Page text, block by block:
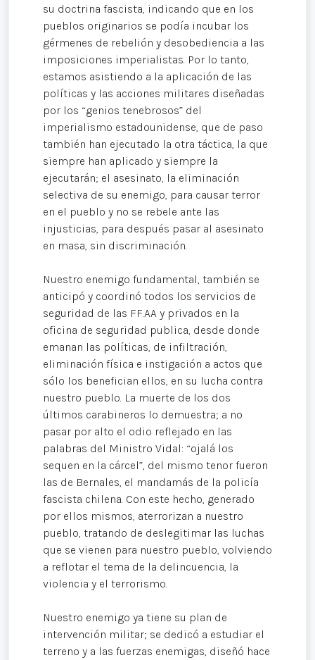
su doctrina fascista, indicando que en los
pueblos originarios se podía incubar los
gérmenes de rebelión y desobediencia a las
imposiciones imperialistas. Por lo tanto,
estamos asistiendo a la aplicación de las
políticas y las acciones militares diseñadas
por los “genios tenebrosos” del
imperialismo estadounidense, que de paso
también han ejecutado la otra táctica, la que
siempre han aplicado y siempre la
ejecutarán; el asesinato, la eliminación
selectiva de su enemigo, para causar terror
en el pueblo y no se rebele ante las
injusticias, para después pasar al asesinato
en masa, sin discriminación.
Nuestro enemigo fundamental, también se
anticipó y coordinó todos los servicios de
seguridad de las FF.AA y privados en la
oficina de seguridad publica, desde donde
emanan las políticas, de infiltración,
eliminación física e instigación a actos que
sólo los benefician ellos, en su lucha contra
nuestro pueblo. La muerte de los dos
últimos carabineros lo demuestra; a no
pasar por alto el odio reflejado en las
palabras del Ministro Vidal: “ojalá los
sequen en la cárcel”, del mismo tenor fueron
las de Bernales, el mandamás de la policía
fascista chilena. Con este hecho, generado
por ellos mismos, aterrorizan a nuestro
pueblo, tratando de deslegitimar las luchas
que se vienen para nuestro pueblo, volviendo
a reflotar el tema de la delincuencia, la
violencia y el terrorismo.
Nuestro enemigo ya tiene su plan de
intervención militar; se dedicó a estudiar el
terreno y a las fuerzas enemigas, diseñó hace